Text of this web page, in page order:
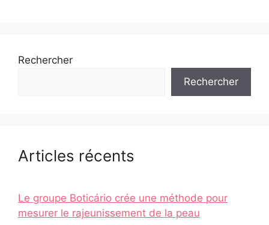
Rechercher
Rechercher
Articles récents
Le groupe Boticário crée une méthode pour
mesurer le rajeunissement de la peau